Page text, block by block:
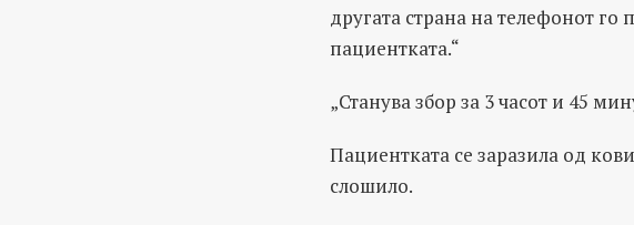
другата страна на телефонот го
пациентката.“
„Станува збор за 3 часот и 45
Пациентката се заразила од
слошило.